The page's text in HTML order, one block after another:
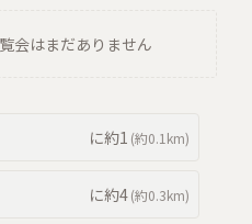
会はまだありません
に約1 (約0.1km)
に約4(約0.3km)